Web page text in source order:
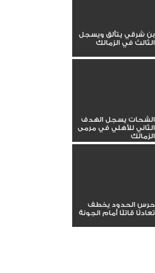
بن شرقي يتألق ويسجل
الثالث في الزمالك
الشحات يسجل الهدف
الثاني للأهلي في مرمى
الزمالك
حرس الحدود يخطف
تعادلًا قاتلًا أمام الجونة